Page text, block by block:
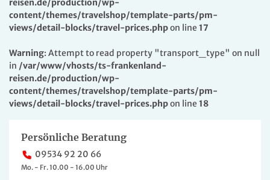
reisen.de/production/wp-
content/themes/travelshop/template-parts/pm-
views/detail-blocks/travel-prices.phpon line 17
Warning: Attempt to read property "transport_type" on null
in /var/www/vhosts/ts-frankenland-
reisen.de/production/wp-
content/themes/travelshop/template-parts/pm-
views/detail-blocks/travel-prices.phpon line 18
Persönliche Beratung
09534 92 20 66
Mo. - Fr. 10.00 - 16.00 Uhr